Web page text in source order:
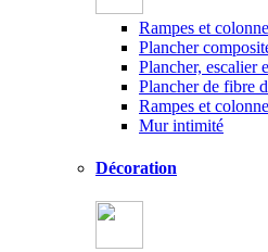
Rampes et
Plancher
Plancher, escalier
Plancher de fibre
Rampes et
Mur intimité
Décoration